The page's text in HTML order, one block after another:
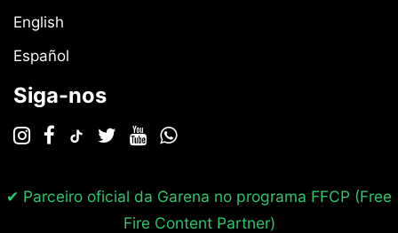
English
Español
Siga-nos
✔ Parceiro oficial da Garena no programa FFCP (Free
Fire Content Partner)